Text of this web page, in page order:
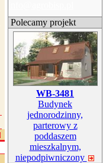
Polecamy projekt
WB-3481
Budynek
jednorodzinny,
parterowy z
poddaszem
mieszkalnym,
niepodpiwniczony